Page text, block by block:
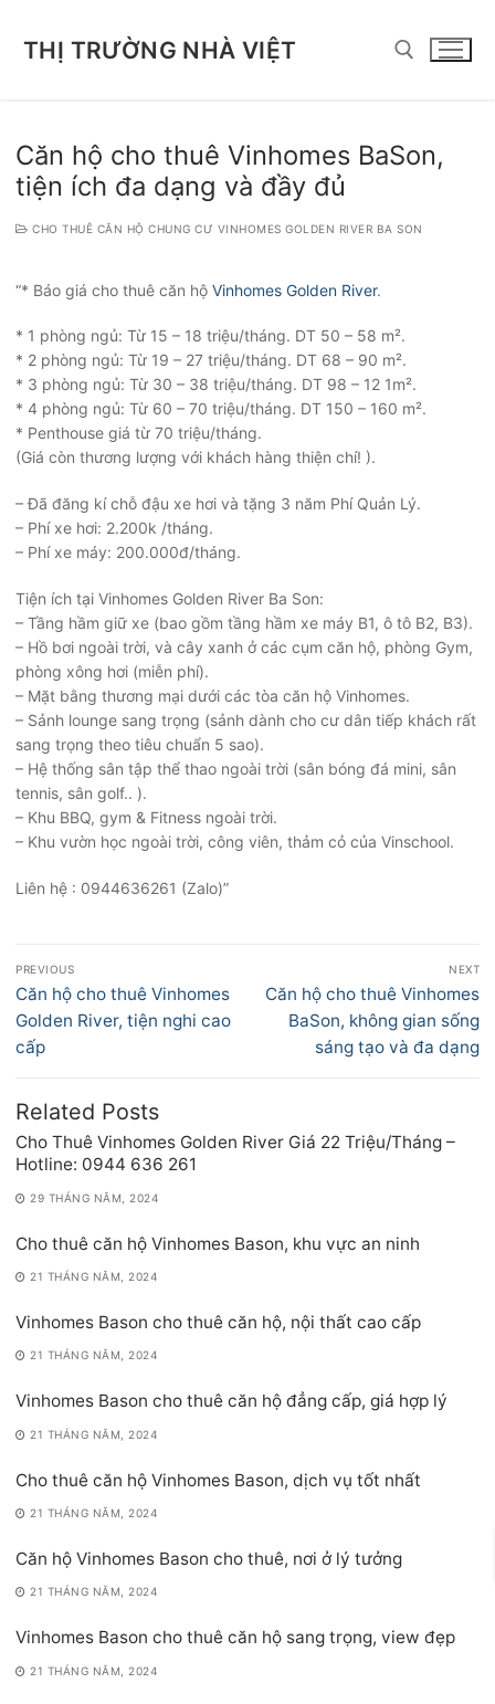
THỊ TRƯỜNG NHÀ VIỆT
Căn hộ cho thuê Vinhomes BaSon,
tiện ích đa dạng và đầy đủ
CHO THUÊ CĂN HỘ CHUNG CƯ VINHOMES GOLDEN RIVER BA SON
“* Báo giá cho thuê căn hộ Vinhomes Golden River.
* 1 phòng ngủ: Từ 15 – 18 triệu/tháng. DT 50 – 58 m².
* 2 phòng ngủ: Từ 19 – 27 triệu/tháng. DT 68 – 90 m².
* 3 phòng ngủ: Từ 30 – 38 triệu/tháng. DT 98 – 12 1m².
* 4 phòng ngủ: Từ 60 – 70 triệu/tháng. DT 150 – 160 m².
* Penthouse giá từ 70 triệu/tháng.
(Giá còn thương lượng với khách hàng thiện chí! ).
– Đã đăng kí chỗ đậu xe hơi và tặng 3 năm Phí Quản Lý.
– Phí xe hơi: 2.200k /tháng.
– Phí xe máy: 200.000đ/tháng.
Tiện ích tại Vinhomes Golden River Ba Son:
– Tầng hầm giữ xe (bao gồm tầng hầm xe máy B1, ô tô B2, B3).
– Hồ bơi ngoài trời, và cây xanh ở các cụm căn hộ, phòng Gym,
phòng xông hơi (miễn phí).
– Mặt bằng thương mại dưới các tòa căn hộ Vinhomes.
– Sảnh lounge sang trọng (sảnh dành cho cư dân tiếp khách rất
sang trọng theo tiêu chuẩn 5 sao).
– Hệ thống sân tập thể thao ngoài trời (sân bóng đá mini, sân
tennis, sân golf.. ).
– Khu BBQ, gym & Fitness ngoài trời.
– Khu vườn học ngoài trời, công viên, thảm cỏ của Vinschool.
Liên hệ : 0944636261 (Zalo)”
Điều
hướng
bài
viết
PREVIOUS
Previous
post:
Căn hộ cho thuê Vinhomes
Golden River, tiện nghi cao
cấp
NEXT
Next
post:
Căn hộ cho thuê Vinhomes
BaSon, không gian sống
sáng tạo và đa dạng
Related Posts
Cho Thuê Vinhomes Golden River Giá 22 Triệu/Tháng –
Hotline: 0944 636 261
29 THÁNG NĂM, 2024
Cho thuê căn hộ Vinhomes Bason, khu vực an ninh
21 THÁNG NĂM, 2024
Vinhomes Bason cho thuê căn hộ, nội thất cao cấp
21 THÁNG NĂM, 2024
Vinhomes Bason cho thuê căn hộ đẳng cấp, giá hợp lý
21 THÁNG NĂM, 2024
Cho thuê căn hộ Vinhomes Bason, dịch vụ tốt nhất
21 THÁNG NĂM, 2024
Căn hộ Vinhomes Bason cho thuê, nơi ở lý tưởng
21 THÁNG NĂM, 2024
Vinhomes Bason cho thuê căn hộ sang trọng, view đẹp
21 THÁNG NĂM, 2024